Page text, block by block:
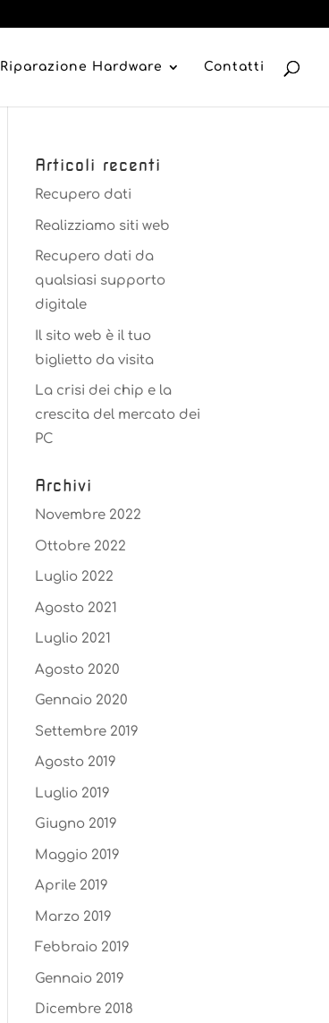
Riparazione Hardware Contatti
Articoli recenti
Recupero dati
Realizziamo siti web
Recupero dati da
qualsiasi supporto
digitale
Il sito web è il tuo
biglietto da visita
La crisi dei chip e la
crescita del mercato dei
PC
Archivi
Novembre 2022
Ottobre 2022
Luglio 2022
Agosto 2021
Luglio 2021
Agosto 2020
Gennaio 2020
Settembre 2019
Agosto 2019
Luglio 2019
Giugno 2019
Maggio 2019
Aprile 2019
Marzo 2019
Febbraio 2019
Gennaio 2019
Dicembre 2018